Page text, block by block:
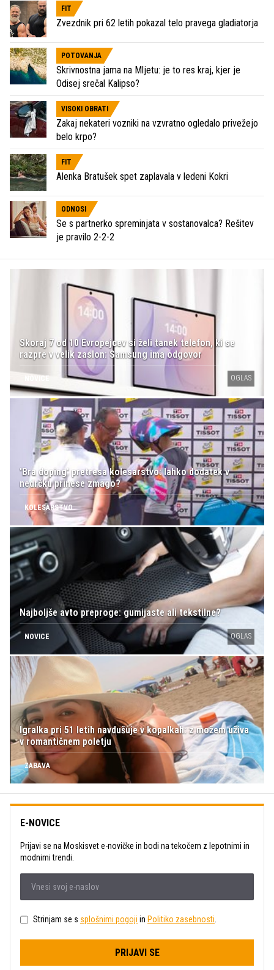
FIT
Zvezdnik pri 62 letih pokazal telo pravega gladiatorja
POTOVANJA
Skrivnostna jama na Mljetu: je to res kraj, kjer je
Odisej srečal Kalipso?
VISOKI OBRATI
Zakaj nekateri vozniki na vzvratno ogledalo privežejo
belo krpo?
FIT
Alenka Bratušek spet zaplavala v ledeni Kokri
ODNOSI
Se s partnerko spreminjata v sostanovalca? Rešitev
je pravilo 2-2-2
Skoraj 7 od 10 Evropejcev si želi tanek telefon, ki se
razpre v velik zaslon: Samsung ima odgovor
NOVICE OGLAS
'Bra doping' pretresa kolesarstvo: lahko dodatek v
nedrčku prinese zmago?
KOLESARSTVO
Najboljše avto preproge: gumijaste ali tekstilne?
NOVICE OGLAS
Igralka pri 51 letih navdušuje v kopalkah: z možem uživa
v romantičnem poletju
ZABAVA
E-NOVICE
Prijavi se na Moskisvet e-novičke in bodi na tekočem z lepotnimi in
modnimi trendi.
Strinjam se s splošnimi pogoji in Politiko zasebnosti
PRIJAVI SE